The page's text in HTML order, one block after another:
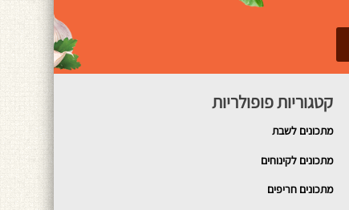
קטגוריות פופולריות
מתכונים לשבת
מתכונים לקינוחים
מתכונים חריפים